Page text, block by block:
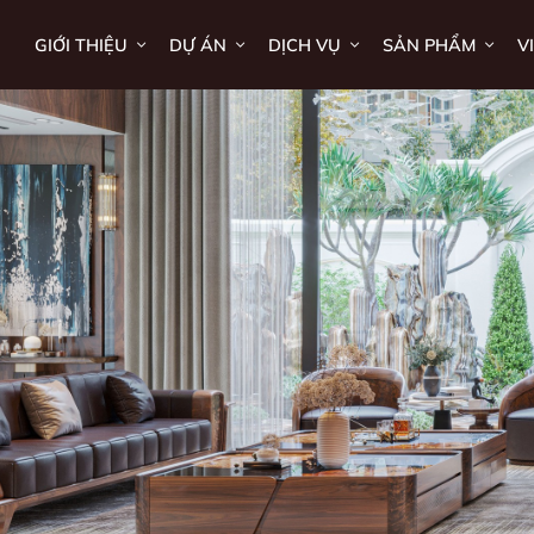
GIỚI THIỆU DỰ ÁN DỊCH VỤ SẢN PHẨM